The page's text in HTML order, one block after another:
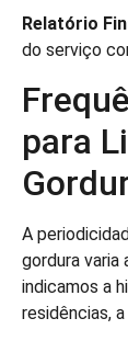
Relatório
do serviço
para
A
gordura varia
indicamos a
residências,